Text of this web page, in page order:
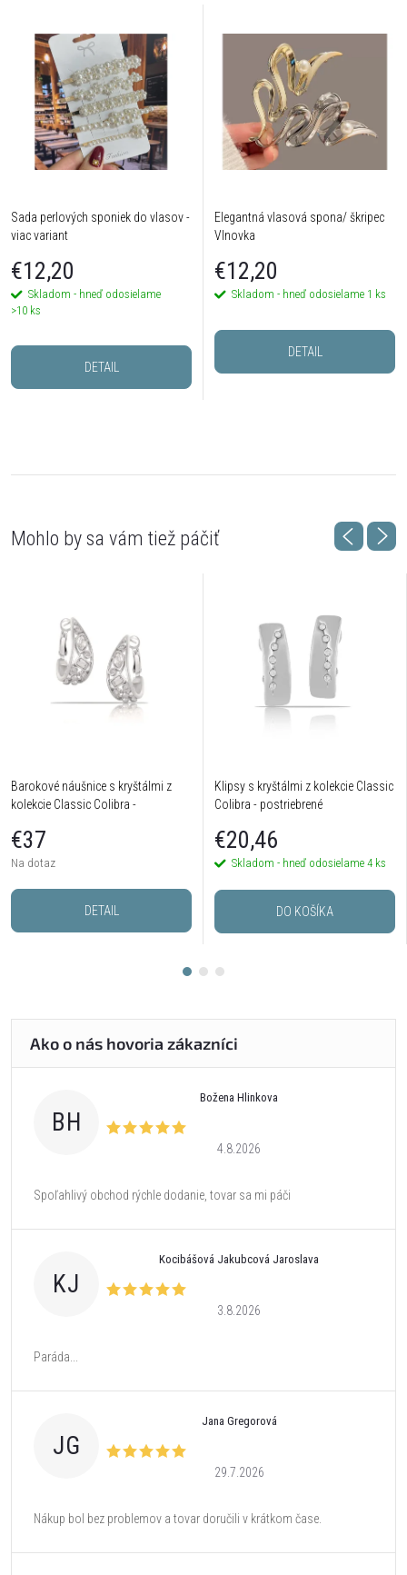
Sada perlových sponiek do vlasov -
viac variant
€12,20
Skladom - hneď odosielame
>10 ks
DETAIL
Elegantná vlasová spona/ škripec
Vlnovka
€12,20
Skladom - hneď odosielame 1 ks
DETAIL
Barokové náušnice s kryštálmi z
kolekcie Classic Colibra -
€37
Na dotaz
DETAIL
Klipsy s kryštálmi z kolekcie Classic
Colibra - postriebrené
€20,46
Skladom - hneď odosielame 4 ks
DO KOŠÍKA
BH
Božena Hlinkova
4.8.2026
Spoľahlivý obchod rýchle dodanie, tovar sa mi páči
KJ
Kocibášová Jakubcová Jaroslava
3.8.2026
Paráda...
JG
Jana Gregorová
29.7.2026
Nákup bol bez problemov a tovar doručili v krátkom čase.